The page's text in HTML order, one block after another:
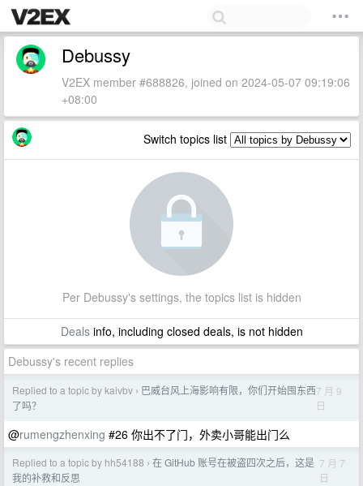
Debussy
V2EX member #688826, joined on 2024-05-07 09:19:06
+08:00
Switch topics list
Per Debussy's settings, the topics list is hidden
Dealsinfo, including closed deals, is not hidden
Debussy's recent replies
Replied to a topic by kaivbv › 巴威台风上海影响有限，你们开始囤东西
了吗？
7 月 9
日
@rumengzhenxing #26 你出不了门，外卖小哥能出门么
Replied to a topic by hh54188 › 在 GitHub 账号在被盗四次之后，这是
我的补救和反思
7 月 7
日